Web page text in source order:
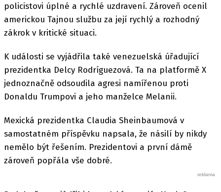
policistovi úplné a rychlé uzdravení. Zároveň ocenil
americkou Tajnou službu za její rychlý a rozhodný
zákrok v kritické situaci.
K události se vyjádřila také venezuelská úřadující
prezidentka Delcy Rodríguezová. Ta na platformě X
jednoznačně odsoudila agresi namířenou proti
Donaldu Trumpovi a jeho manželce Melanii.
Mexická prezidentka Claudia Sheinbaumová v
samostatném příspěvku napsala, že násilí by nikdy
nemělo být řešením. Prezidentovi a první dámě
zároveň popřála vše dobré.